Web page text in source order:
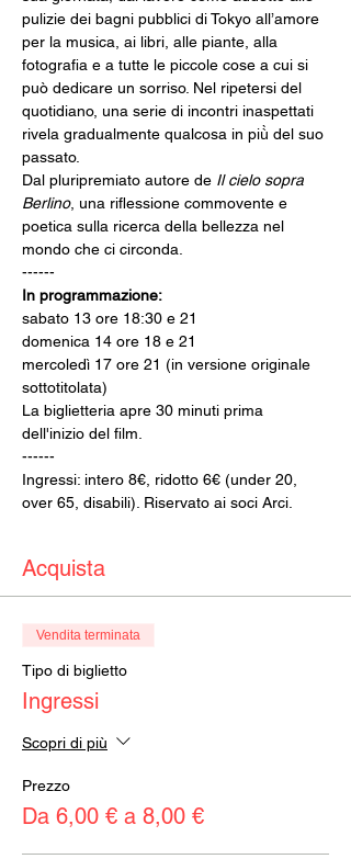
pulizie dei bagni pubblici di Tokyo all’amore
per la musica, ai libri, alle piante, alla
fotografia e a tutte le piccole cose a cui si
può dedicare un sorriso. Nel ripetersi del
quotidiano, una serie di incontri inaspettati
rivela gradualmente qualcosa in più̀ del suo
passato.
Dal pluripremiato autore de Il cielo sopra
Berlino, una riflessione commovente e
poetica sulla ricerca della bellezza nel
mondo che ci circonda.
------
In programmazione:
sabato 13 ore 18:30 e 21
domenica 14 ore 18 e 21
mercoledì 17 ore 21 (in versione originale
sottotitolata)
La biglietteria apre 30 minuti prima
dell'inizio del film.
------
Ingressi: intero 8€, ridotto 6€ (under 20,
over 65, disabili). Riservato ai soci Arci.
Acquista
Vendita terminata
Tipo di biglietto
Ingressi
Scopri di più
Prezzo
Da 6,00 € a 8,00 €